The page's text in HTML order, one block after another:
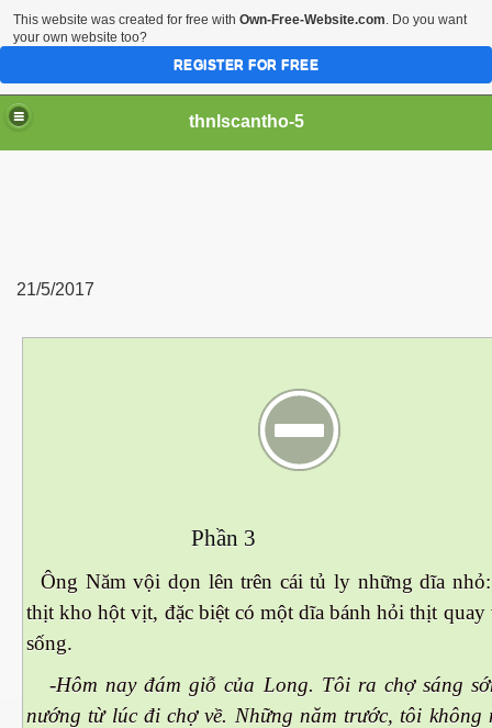
thnlscantho-5
21/5/2017
Phần 3
Ông Năm vội dọn lên trên cái tủ ly những dĩa
thịt kho hột vịt, đặc biệt có một dĩa bánh hỏi thịt quay
sống.
-Hôm nay đám giỗ của Long. Tôi ra chợ sáng
nướng từ lúc đi chợ về. Những năm trước, tôi không
2015
This website was created for free with Own-Free-Website.com. Do you want
your own website too?
REGISTER FOR FREE